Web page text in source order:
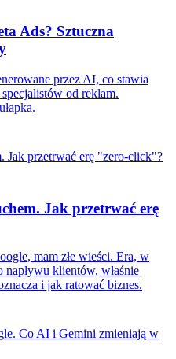
Ads? Sztuczna
przez AI, co stawia
od reklam.
Jak przetrwać erę
mam złe wieści. Era, w
napływu klientów, właśnie
i jak ratować biznes.